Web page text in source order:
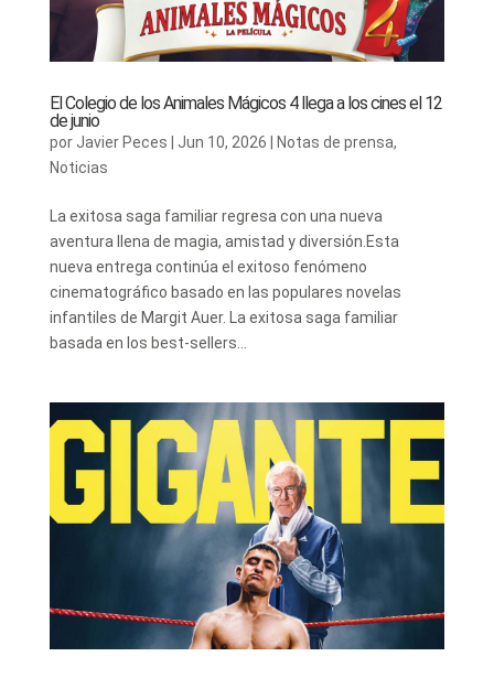
El Colegio de los Animales Mágicos 4 llega a los cines el 12
de junio
por Javier Peces Jun 10, 2026 Notas de prensa,
Noticias
La exitosa saga familiar regresa con una nueva
aventura llena de magia, amistad y diversión.Esta
nueva entrega continúa el exitoso fenómeno
cinematográfico basado en las populares novelas
infantiles de Margit Auer. La exitosa saga familiar
basada en los best-sellers...